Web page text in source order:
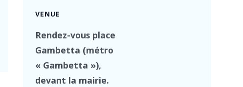
VENUE
Rendez-vous place
Gambetta (métro
« Gambetta »),
devant la mairie.